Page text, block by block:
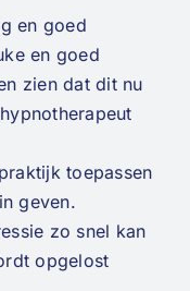
en goed
en goed
zien dat dit nu
toepassen
geven.
zo snel kan
opgelost